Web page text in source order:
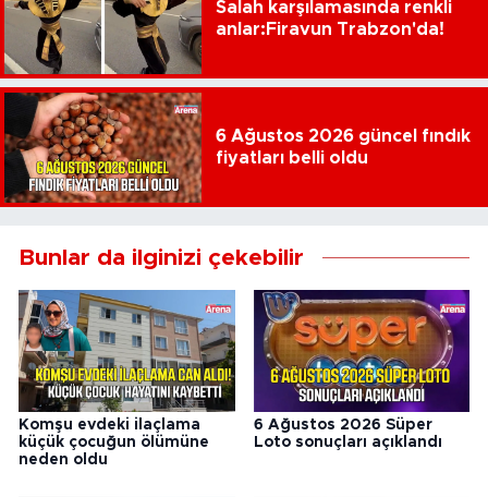
Salah karşılamasında renkli
anlar:Firavun Trabzon'da!
6 Ağustos 2026 güncel fındık
fiyatları belli oldu
Bunlar da ilginizi çekebilir
Komşu evdeki ilaçlama
küçük çocuğun ölümüne
neden oldu
6 Ağustos 2026 Süper
Loto sonuçları açıklandı